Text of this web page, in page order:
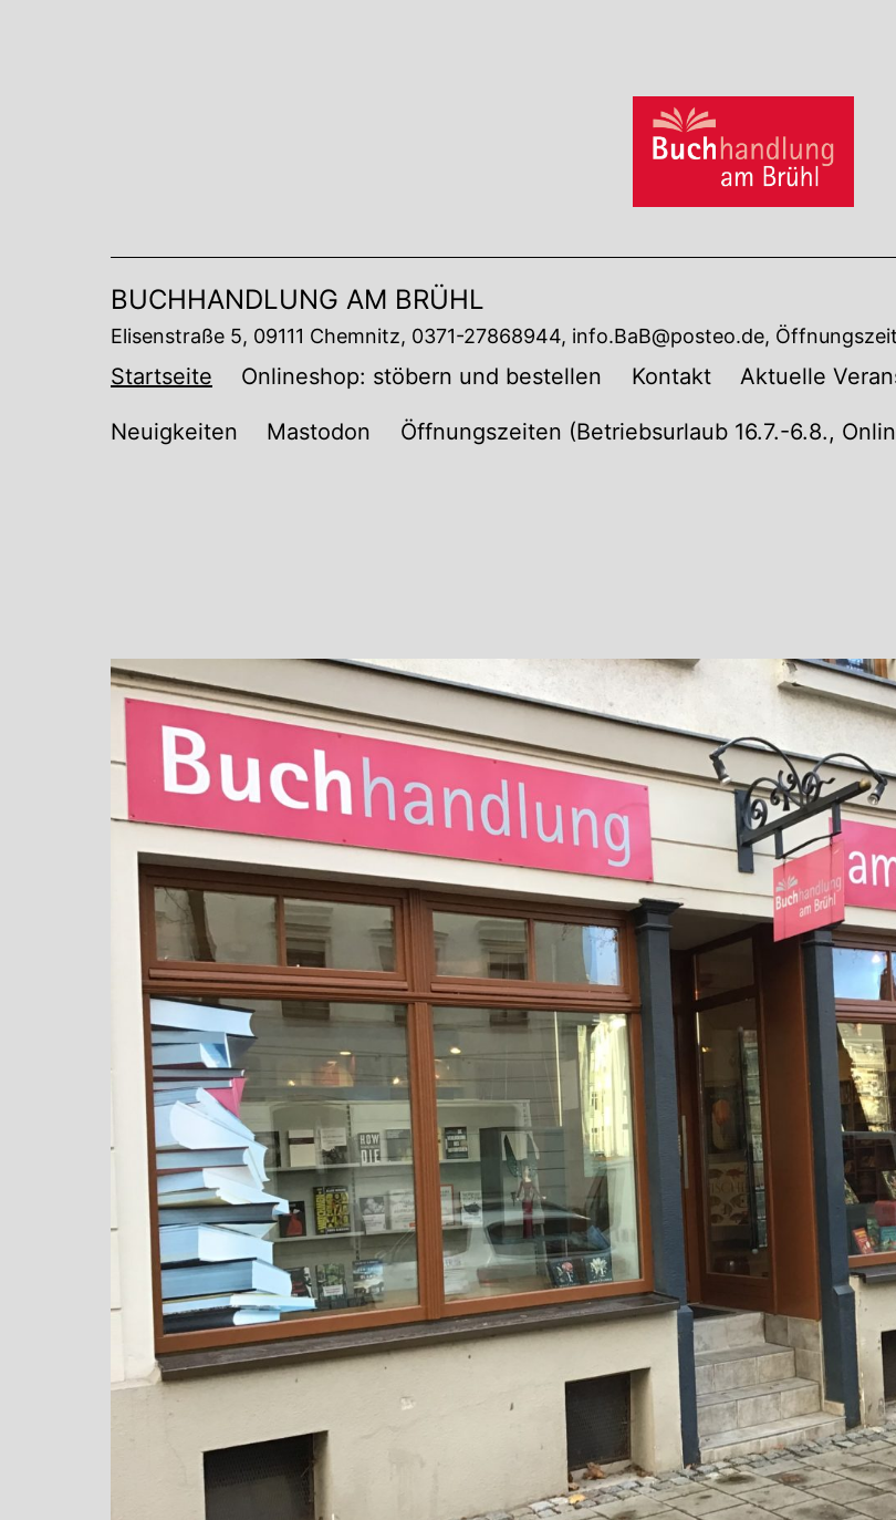
BUCHHANDLUNG AM BRÜHL
Elisenstraße 5, 09111 Chemnitz, 0371-27868944, info.BaB@posteo.de,
Startseite Onlineshop: stöbern und bestellen Kontakt Aktuelle
Neuigkeiten Mastodon Öffnungszeiten (Betriebsurlaub 16.7.-6.8.,